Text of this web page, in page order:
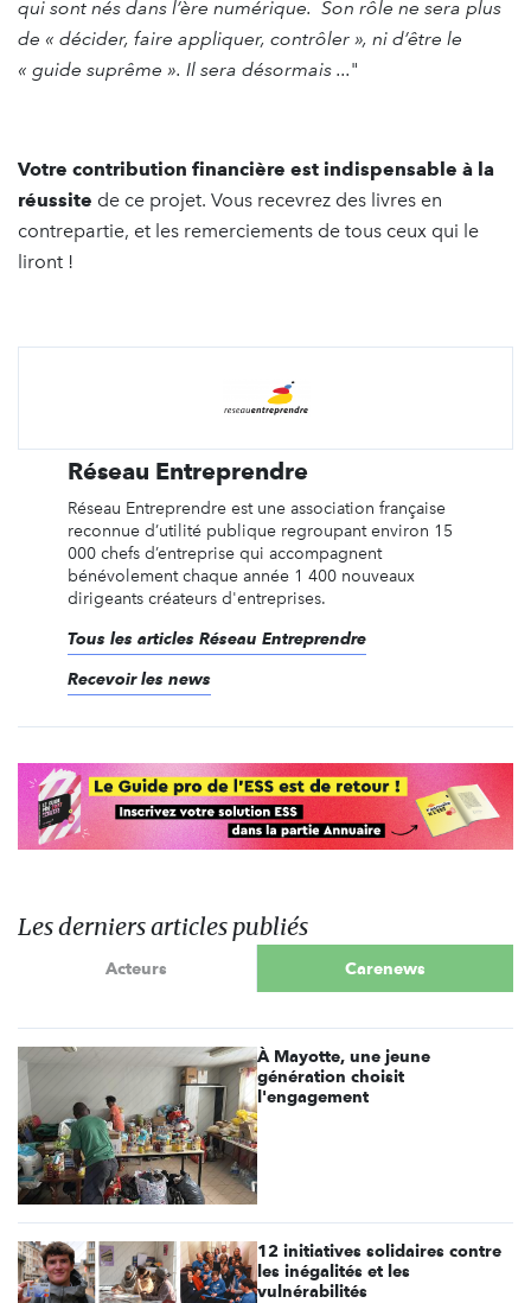
qui sont nés dans l’ère numérique. Son rôle ne sera plus
de « décider, faire appliquer, contrôler », ni d’être le
« guide suprême ». Il sera désormais ..."
Votre contribution financière est indispensable à la
réussite de ce projet. Vous recevrez des livres en
contrepartie, et les remerciements de tous ceux qui le
liront !
Réseau Entreprendre
Réseau Entreprendre est une association française
reconnue d’utilité publique regroupant environ 15
000 chefs d’entreprise qui accompagnent
bénévolement chaque année 1 400 nouveaux
dirigeants créateurs d'entreprises.
Tous les articles Réseau Entreprendre
Recevoir les news
Les derniers articles publiés
Acteurs Carenews
À Mayotte, une jeune
génération choisit
l'engagement
12 initiatives solidaires contre
les inégalités et les
vulnérabilités